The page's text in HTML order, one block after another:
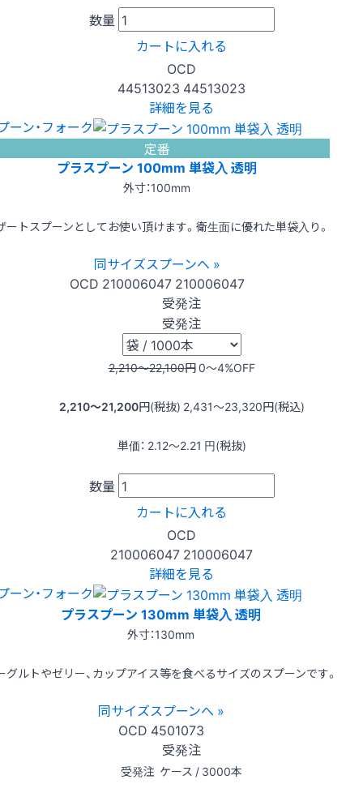
数量
カートに入れる
OCD
44513023 44513023
詳細を見る
ーン・フォーク
定番
プラスプーン 100mm 単袋入 透明
外寸：100mm
ートスプーンとしてお使い頂けます。衛生面に優れた単袋入り。
同サイズスプーンへ »
OCD 210006047 210006047
受発注
受発注
2,210〜22,100円0〜4%OFF
2,210〜21,200円(税抜) 2,431〜23,320円(税込)
単価： 2.12〜2.21 円(税抜)
数量
カートに入れる
OCD
210006047 210006047
詳細を見る
ーン・フォーク
プラスプーン 130mm 単袋入 透明
外寸：130mm
グルトやゼリー、カップアイス等を食べるサイズのスプーンです。
同サイズスプーンへ »
OCD 4501073
受発注
受発注 ケース / 3000本